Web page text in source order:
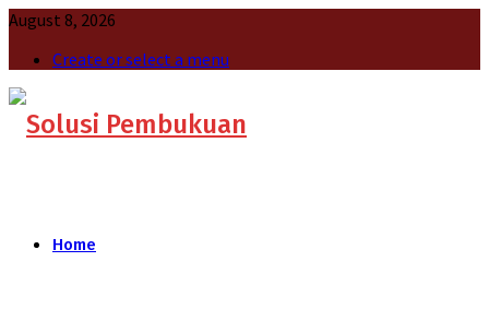
August 8, 2026
Create or select a menu
Home